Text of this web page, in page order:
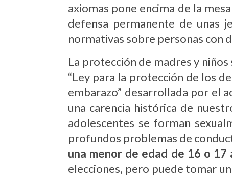
axiomas pone encima de la
defensa permanente de unas
normativas sobre personas con
La protección de madres y
“Ley para la protección de los
embarazo” desarrollada por el
una carencia histórica de
adolescentes se forman
profundos problemas de
una menor de edad de 16 o
elecciones, pero puede tomar